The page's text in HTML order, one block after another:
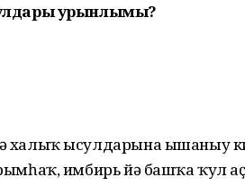
урынлымы?
халыҡ ысулдарына ышаныу
имбирь йә башҡа ҡул